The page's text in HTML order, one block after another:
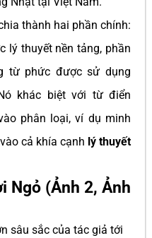
thành hai phần chính:
lý thuyết nền tảng, phần
từ phức được sử dụng
khác biệt với từ điển
phân loại, ví dụ minh
cả khía cạnh lý thuyết
Ngỏ (Ảnh 2, Ảnh
sâu sắc của tác giả tới